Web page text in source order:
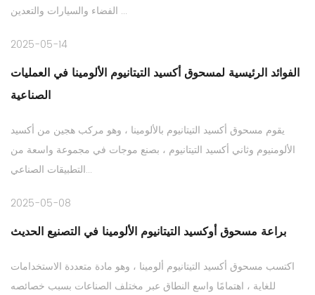
الفضاء والسيارات والتعدين ...
2025-05-14
الفوائد الرئيسية لمسحوق أكسيد التيتانيوم الألومينا في العمليات
الصناعية
يقوم مسحوق أكسيد التيتانيوم بالألومينا ، وهو مركب هجين من أكسيد
الألومنيوم وثاني أكسيد التيتانيوم ، بصنع موجات في مجموعة واسعة من
التطبيقات الصناعي...
2025-05-08
براعة مسحوق أوكسيد التيتانيوم الألومينا في التصنيع الحديث
اكتسب مسحوق أكسيد التيتانيوم ألومينا ، وهو مادة متعددة الاستخدامات
للغاية ، اهتمامًا واسع النطاق عبر مختلف الصناعات بسبب خصائصه